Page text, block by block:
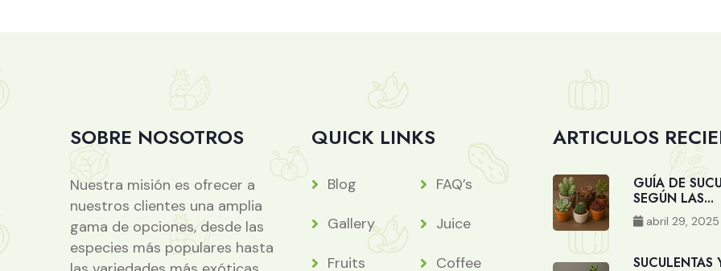
SOBRE NOSOTROS
Nuestra misión es ofrecer a
nuestros clientes una amplia
gama de opciones, desde las
especies más populares hasta
QUICK LINKS
Blog FAQ’s
Gallery Juice
Fruits Coffee
ARTICULOS
GUÍA DE
SEGÚN LAS...
abril 29, 2025
SUCULENTAS